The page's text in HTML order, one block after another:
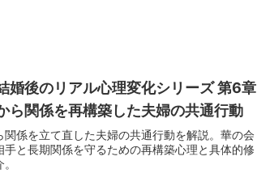
婚後のリアル心理変化シリーズ 第6章
ら関係を再構築した夫婦の共通行動
関係を立て直した夫婦の共通行動を解説。華の会
手と長期関係を守るための再構築心理と具体的修